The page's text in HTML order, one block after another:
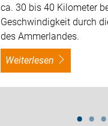
ca. 30 bis 40 Kilometer
Geschwindigkeit durch
des Ammerlandes.
weiterlesen